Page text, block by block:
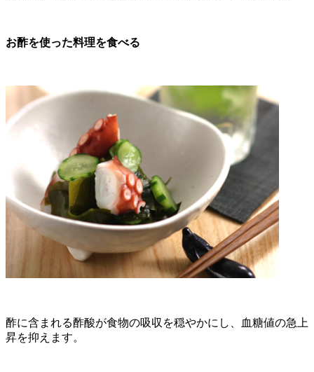
お酢を使った料理を食べる
酢に含まれる酢酸が食物の吸収を穏やかにし、血糖値の急上
昇を抑えます。